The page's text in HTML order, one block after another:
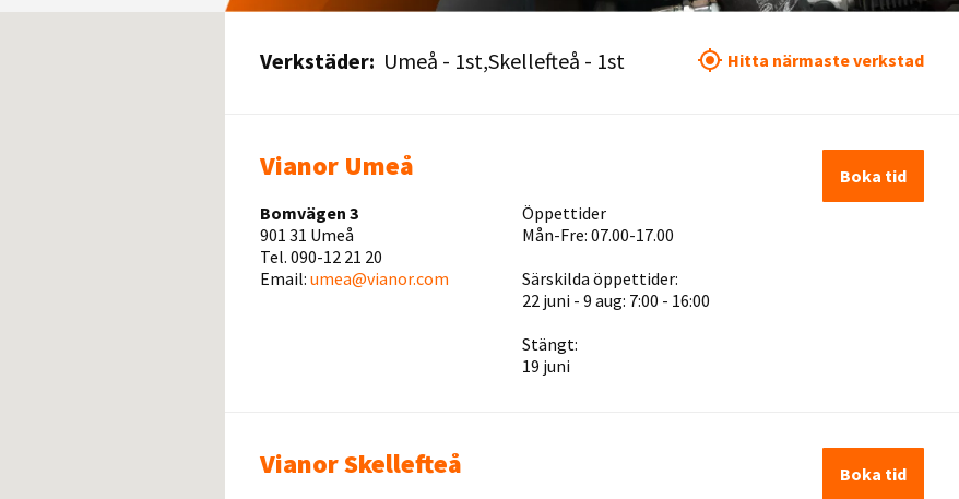
Verkstäder: Umeå - 1st Skellefteå - 1st Hitta närmaste verkstad
Vianor Umeå
Bomvägen 3
901 31 Umeå
Tel. 090-12 21 20
Email: umea@vianor.com
Öppettider
Mån-Fre: 07.00-17.00
Särskilda öppettider:
22 juni - 9 aug: 7:00 - 16:00
Stängt:
19 juni
Boka tid
Vianor Skellefteå Boka tid